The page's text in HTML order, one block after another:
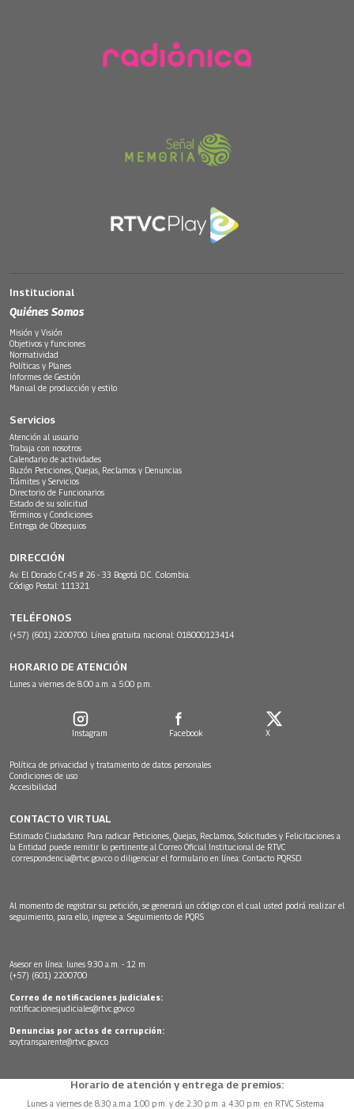
Institucional
Quiénes Somos
Misión y Visión
Objetivos y funciones
Normatividad
Políticas y Planes
Informes de Gestión
Manual de producción y estilo
Servicios
Atención al usuario
Trabaja con nosotros
Calendario de actividades
Buzón Peticiones, Quejas, Reclamos y Denuncias
Trámites y Servicios
Directorio de Funcionarios
Estado de su solicitud
Términos y Condiciones
Entrega de Obsequios
DIRECCIÓN
Av. El Dorado Cr.45 # 26 - 33 Bogotá D.C. Colombia.
Código Postal: 111321
TELÉFONOS
(+57) (601) 2200700. Línea gratuita nacional: 018000123414
HORARIO DE ATENCIÓN
Lunes a viernes de 8:00 a.m. a 5:00 p.m.
Instagram Facebook X
Política de privacidad y tratamiento de datos personales
Condiciones de uso
Accesibilidad
CONTACTO VIRTUAL
Estimado Ciudadano: Para radicar Peticiones, Quejas, Reclamos, Solicitudes y Felicitaciones a
la Entidad puede remitir lo pertinente al Correo Oficial Institucional de RTVC
correspondencia@rtvc.gov.co o diligenciar el formulario en línea: Contacto PQRSD.
Al momento de registrar su petición, se generará un código con el cual usted podrá realizar el
seguimiento, para ello, ingrese a: Seguimiento de PQRS
Asesor en línea: lunes 9:30 a.m. - 12 m
(+57) (601) 2200700
Correo de notificaciones judiciales:
notificacionesjudiciales@rtvc.gov.co
Denuncias por actos de corrupción:
soytransparente@rtvc.gov.co
Horario de atención y entrega de premios:
Lunes a viernes de 8:30 a.m.a 1:00 p.m. y de 2:30 p.m. a 4:30 p.m. en RTVC Sistema